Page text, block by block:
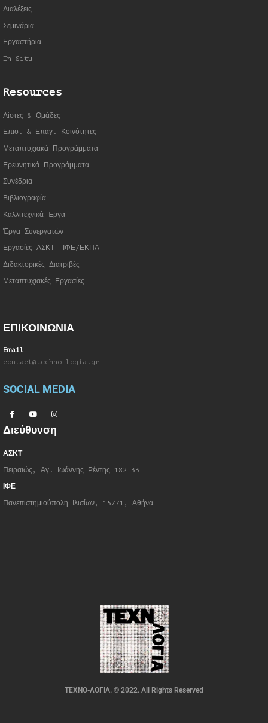
Διαλέξεις
Σεμινάρια
Εργαστήρια
In Situ
Resources
Λίστες & Ομάδες
Επισ. & Επαγ. Κοινότητες
Μεταπτυχιακά Προγράμματα
Ερευνητικά Προγράμματα
Συνέδρια
Βιβλιογραφία
Καλλιτεχνικά Έργα
Έργα Συνεργατών
Εργασίες ΑΣΚΤ- ΙΦΕ/ΕΚΠΑ
Διδακτορικές Διατριβές
Μεταπτυχιακές Εργασίες
ΕΠΙΚΟΙΝΩΝΙΑ
Email
contact@techno-logia.gr
SOCIAL MEDIA
Διεύθυνση
ΑΣΚΤ
Πειραιώς, Αγ. Ιωάννης Ρέντης 182 33
ΙΦΕ
Πανεπιστημιούπολη Ιλισίων, 15771, Αθήνα
ΤΕΧΝΟ-ΛΟΓΙΑ. © 2022. All Rights Reserved